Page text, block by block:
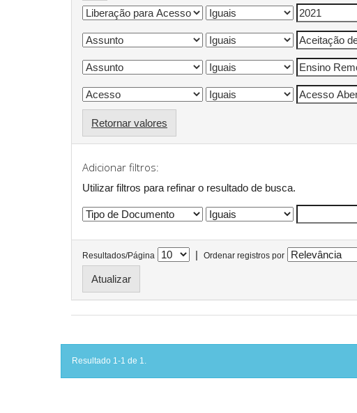
Retornar valores
Adicionar filtros:
Utilizar filtros para refinar o resultado de busca.
Resultados/Página | Ordenar registros por
Resultado 1-1 de 1.